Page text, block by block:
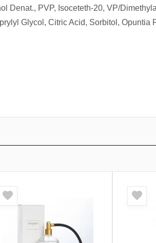
Denat., PVP, Isoceteth-20, VP/
Glycol, Citric Acid, Sorbitol,